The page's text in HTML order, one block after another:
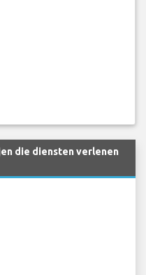
die diensten verlenen